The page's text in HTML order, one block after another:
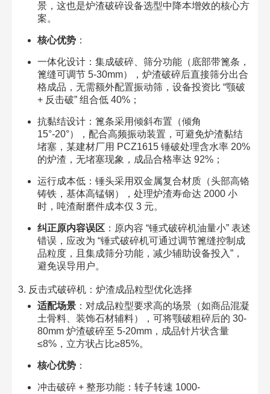
景，这也是炉渣破碎设备选型中降本增效的核心方
案。​
核心优势：​
一体化设计：集成破碎、筛分功能（底部带篦条，
篦缝可调节 5-30mm），炉渣破碎后直接筛分出合
格成品，无需额外配置振动筛，设备投资比 “颚破
+ 反击破” 组合低 40%；​
抗黏结设计：篦条采用倾斜布置（倾角
15°-20°），配合高频振动装置，可避免炉渣黏结
堵塞，某建材厂用 PCZ1615 锤破处理含水率 20%
的炉渣，无堵塞现象，成品合格率达 92%；​
运行成本低：锤头采用双金属复合材质（头部高铬
铸铁，基体高锰钢），处理炉渣寿命达 2000 小
时，吨渣耐磨件成本仅 3 元。​
纠正原内容误区：原内容 “锤式破碎机油量小” 表述
错误，应改为 “锤式破碎机可通过调节篦缝控制成
品粒度，且集成筛分功能，减少辅助设备投入”，
避免误导用户。​
3. 反击式破碎机：炉渣成品粒型优化选择​
适配场景：对成品粒型要求高的场景（如商品混凝
土骨料、装饰石材辅料），可将颚破粗碎后的 30-
80mm 炉渣破碎至 5-20mm，成品针片状含量
≤8%，立方状占比≥85%。​
核心优势：​
冲击破碎 + 整形功能：转子转速 1000-